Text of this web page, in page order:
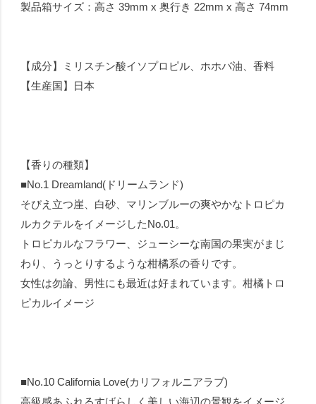
製品箱サイズ：高さ 39mm x 奥行き 22mm x 高さ 74mm
【成分】ミリスチン酸イソプロピル、ホホバ油、香料
【生産国】日本
【香りの種類】
■No.1 Dreamland(ドリームランド)
そびえ立つ崖、白砂、マリンブルーの爽やかなトロピカ
ルカクテルをイメージしたNo.01。
トロピカルなフラワー、ジューシーな南国の果実がまじ
わり、うっとりするような柑橘系の香りです。
女性は勿論、男性にも最近は好まれています。柑橘トロ
ピカルイメージ
■No.10 California Love(カリフォルニアラブ)